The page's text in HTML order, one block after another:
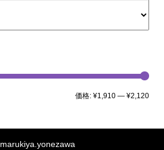
価格:¥1,910 —¥2,120
marukiya.yonezawa